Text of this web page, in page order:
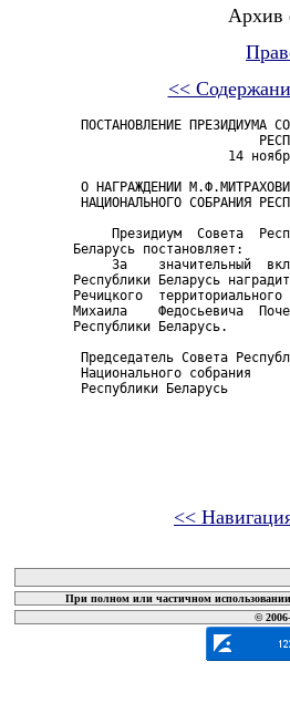
Архив
<<
ПОСТАНОВЛЕНИЕ ПРЕЗИДИУМА
14
О НАГРАЖДЕНИИ
НАЦИОНАЛЬНОГО СОБРАНИЯ
Президиум  Совета
Беларусь постановляет:
За    значительный
Республики Беларусь
Речицкого
Михаила    Федосьевича
Республики Беларусь.
Председатель Совета
Национального собрания
Республики
<<
При полном или частичном
©